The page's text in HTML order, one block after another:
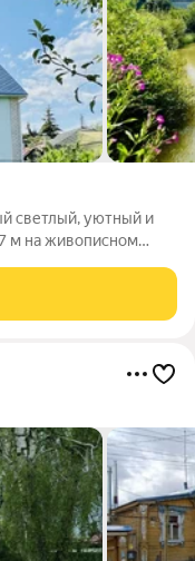
светлый, уютный и
м на живописном
холл-